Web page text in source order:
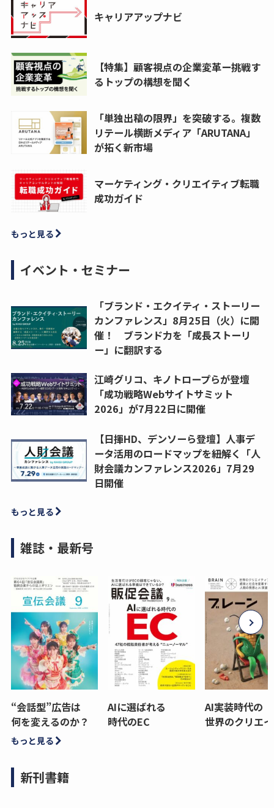
キャリアアップナビ
【特集】顧客視点の企業変革ー挑戦す
るトップの構想を聞く
「単独出稿の限界」を突破する。複数
リテール横断メディア「ARUTANA」
が拓く新市場
マーケティング・クリエイティブ転職
成功ガイド
もっと見る
イベント・セミナー
「ブランド・エクイティ・ストーリー
カンファレンス」8月25日（火）に開
催！ ブランド力を「成長ストーリ
ー」に翻訳する
江崎グリコ、キノトロープらが登壇
「成功戦略Webサイトサミット
2026」が7月22日に開催
【日揮HD、デンソーら登壇】人事デ
ータ活用のロードマップを紐解く「人
財会議カンファレンス2026」7月29
日開催
もっと見る
雑誌・最新号
“会話型”広告は
何を変えるのか？
AIに選ばれる
時代のEC
AI実装時代の
世界のクリエ
もっと見る
新刊書籍